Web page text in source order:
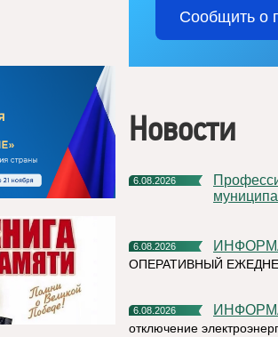
Сообщить о
Новости
6.08.2026
Профессиональное развитие в цифровом университете
6.08.2026
ОПЕРАТИВНЫЙ
6.08.2026
отключение